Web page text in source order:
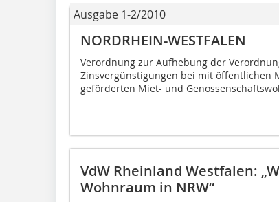
Ausgabe 1-2/2010
NORDRHEIN-WESTFALEN
Verordnung zur Aufhebung der
Zinsvergünstigungen bei mit öffentlichen
geförderten Miet- und
VdW Rheinland Westfalen:
Wohnraum in NRW“